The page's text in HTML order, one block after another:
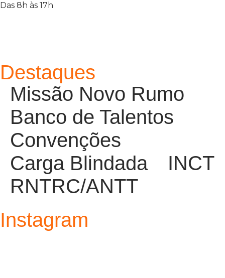
Das 8h às 17h
Destaques
Missão Novo Rumo
Banco de Talentos
Convenções
Carga Blindada
INCT
RNTRC/ANTT
Instagram